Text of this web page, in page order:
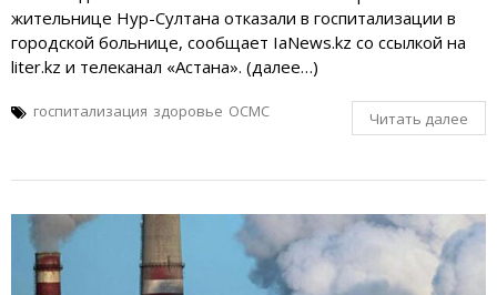
жительнице Нур-Султана отказали в госпитализации в
городской больнице, сообщает IaNews.kz со ссылкой на
liter.kz и телеканал «Астана». (далее…)
госпитализация здоровье ОСМС Читать далее